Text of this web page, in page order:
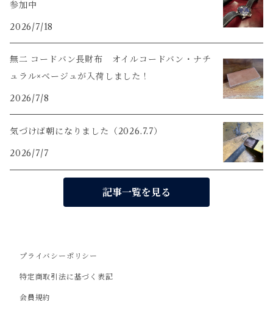
参加中
2026/7/18
無二 コードバン長財布 オイルコードバン・ナチ
ュラル×ベージュが入荷しました！
2026/7/8
気づけば朝になりました（2026.7.7）
2026/7/7
記事一覧を見る
プライバシーポリシー
特定商取引法に基づく表記
会員規約